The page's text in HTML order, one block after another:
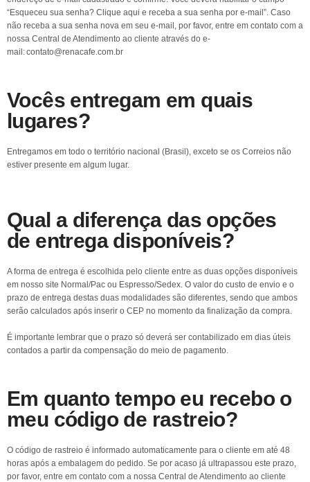
“Esqueceu sua senha? Clique aqui e receba a sua senha por e-mail”. Caso
não receba a sua senha nova em seu e-mail, por favor, entre em contato com a
nossa Central de Atendimento ao cliente através do e-
mail: contato@renacafe.com.br
Vocês entregam em quais
lugares?
Entregamos em todo o território nacional (Brasil), exceto se os Correios não
estiver presente em algum lugar.
Qual a diferença das opções
de entrega disponíveis?
A forma de entrega é escolhida pelo cliente entre as duas opções disponíveis
em nosso site Normal/Pac ou Espresso/Sedex. O valor do custo de envio e o
prazo de entrega destas duas modalidades são diferentes, sendo que ambos
serão calculados após inserir o CEP no momento da finalização da compra.
É importante lembrar que o prazo só deverá ser contabilizado em dias úteis
contados a partir da compensação do meio de pagamento.
Em quanto tempo eu recebo o
meu código de rastreio?
O código de rastreio é informado automaticamente para o cliente em até 48
horas após a embalagem do pedido. Se por acaso já ultrapassou este prazo,
por favor, entre em contato com a nossa Central de Atendimento ao cliente